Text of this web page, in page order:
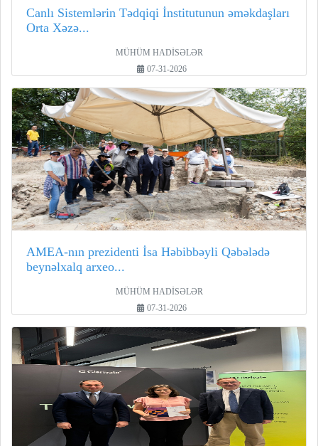
Canlı Sistemlərin Tədqiqi İnstitutunun əməkdaşları
Orta Xəzə...
MÜHÜM HADİSƏLƏR
07-31-2026
AMEA-nın prezidenti İsa Həbibbəyli Qəbələdə
beynəlxalq arxeo...
MÜHÜM HADİSƏLƏR
07-31-2026